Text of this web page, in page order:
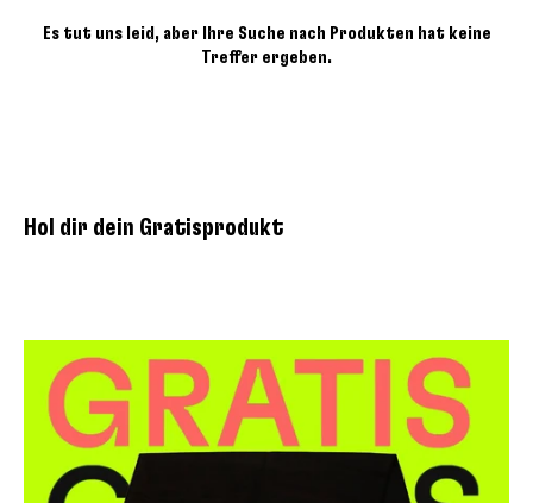
Es tut uns leid, aber Ihre Suche nach Produkten hat keine
Treffer ergeben.
Hol dir dein Gratisprodukt